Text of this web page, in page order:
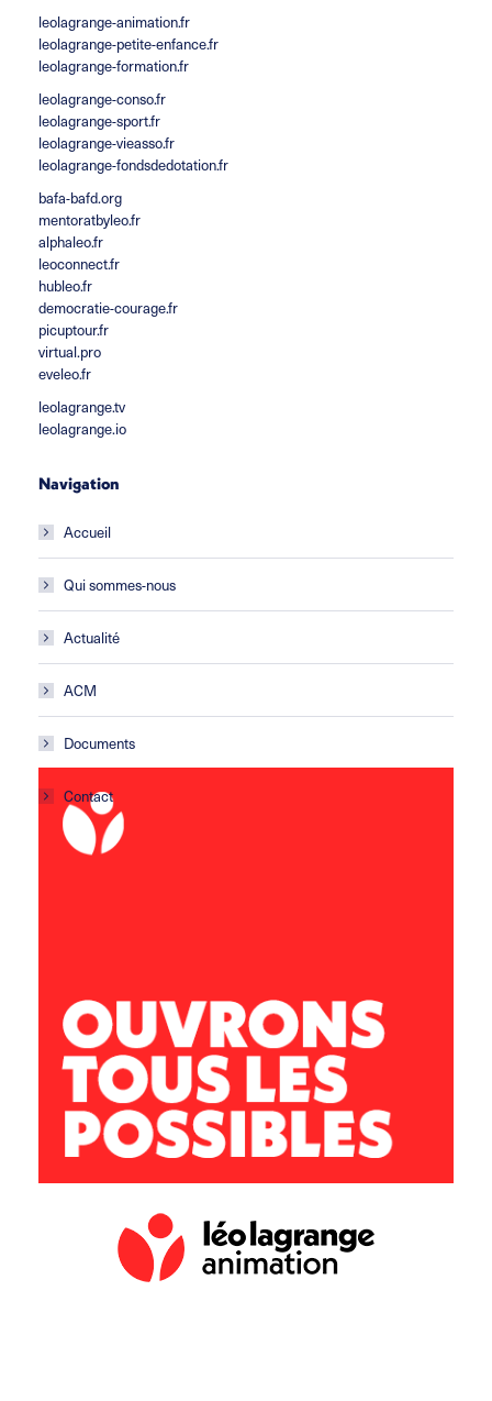
leolagrange-animation.fr
leolagrange-petite-enfance.fr
leolagrange-formation.fr
leolagrange-conso.fr
leolagrange-sport.fr
leolagrange-vieasso.fr
leolagrange-fondsdedotation.fr
bafa-bafd.org
mentoratbyleo.fr
alphaleo.fr
leoconnect.fr
hubleo.fr
democratie-courage.fr
picuptour.fr
virtual.pro
eveleo.fr
leolagrange.tv
leolagrange.io
Navigation
Accueil
Qui sommes-nous
Actualité
ACM
Documents
Contact
04 68 41 43 04 / 06 73 84 52 18